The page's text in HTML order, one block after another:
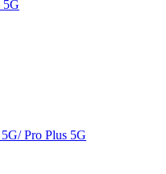
5G
Pro Plus 5G